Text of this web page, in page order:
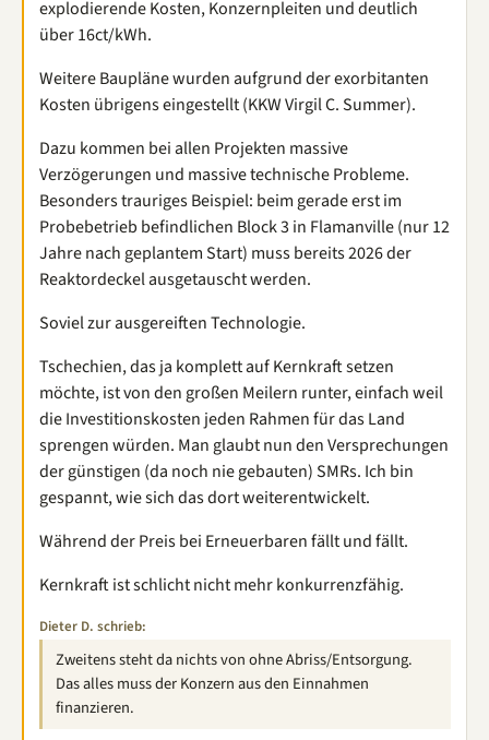
explodierende Kosten, Konzernpleiten und deutlich
über 16ct/kWh.
Weitere Baupläne wurden aufgrund der exorbitanten
Kosten übrigens eingestellt (KKW Virgil C. Summer).
Dazu kommen bei allen Projekten massive
Verzögerungen und massive technische Probleme.
Besonders trauriges Beispiel: beim gerade erst im
Probebetrieb befindlichen Block 3 in Flamanville (nur 12
Jahre nach geplantem Start) muss bereits 2026 der
Reaktordeckel ausgetauscht werden.
Soviel zur ausgereiften Technologie.
Tschechien, das ja komplett auf Kernkraft setzen
möchte, ist von den großen Meilern runter, einfach weil
die Investitionskosten jeden Rahmen für das Land
sprengen würden. Man glaubt nun den Versprechungen
der günstigen (da noch nie gebauten) SMRs. Ich bin
gespannt, wie sich das dort weiterentwickelt.
Während der Preis bei Erneuerbaren fällt und fällt.
Kernkraft ist schlicht nicht mehr konkurrenzfähig.
Dieter D. schrieb:
Zweitens steht da nichts von ohne Abriss/Entsorgung.
Das alles muss der Konzern aus den Einnahmen
finanzieren.